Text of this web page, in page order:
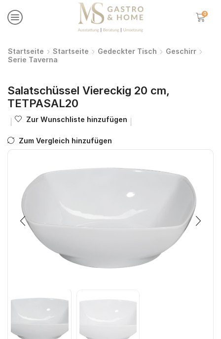
0
Startseite Startseite Gedeckter Tisch
Geschirr
Serie Taverna
Salatschüssel Viereckig 20 cm,
TETPASAL20
Zur Wunschliste hinzufügen
Zum Vergleich hinzufügen